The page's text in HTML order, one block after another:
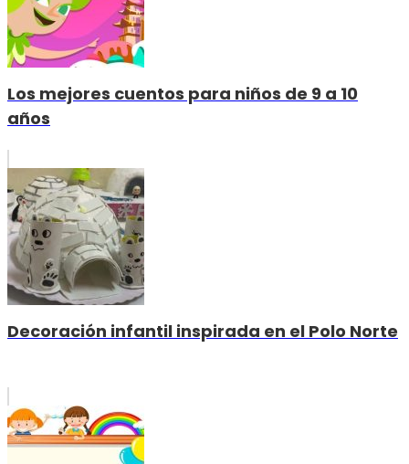
Los mejores cuentos para niños de 9 a 10
años
Decoración infantil inspirada en el Polo Norte